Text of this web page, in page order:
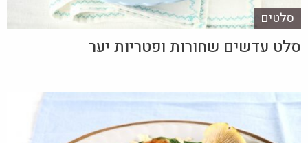
סלטים
סלט עדשים שחורות ופטריות יער